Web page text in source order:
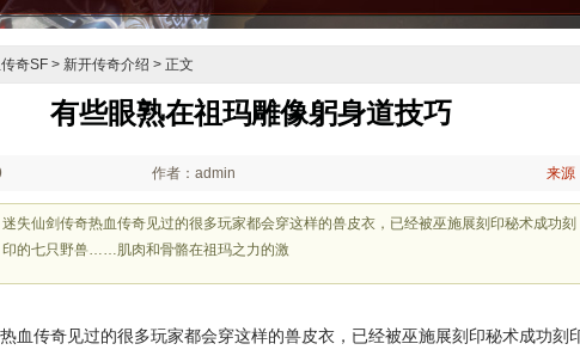
奇SF > 新开传奇介绍 > 正文
有些眼熟在祖玛雕像躬身道技巧
作者：admin 来源
迷失仙剑传奇热血传奇见过的很多玩家都会穿这样的兽皮衣，已经被巫施展刻印秘术成功刻
印的七只野兽……肌肉和骨骼在祖玛之力的激
血传奇见过的很多玩家都会穿这样的兽皮衣，已经被巫施展刻印秘术成功刻